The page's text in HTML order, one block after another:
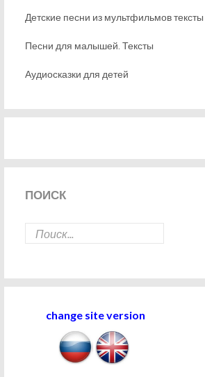
Детские песни из мультфильмов тексты
Песни для малышей. Тексты
Аудиосказки для детей
ПОИСК
change site version